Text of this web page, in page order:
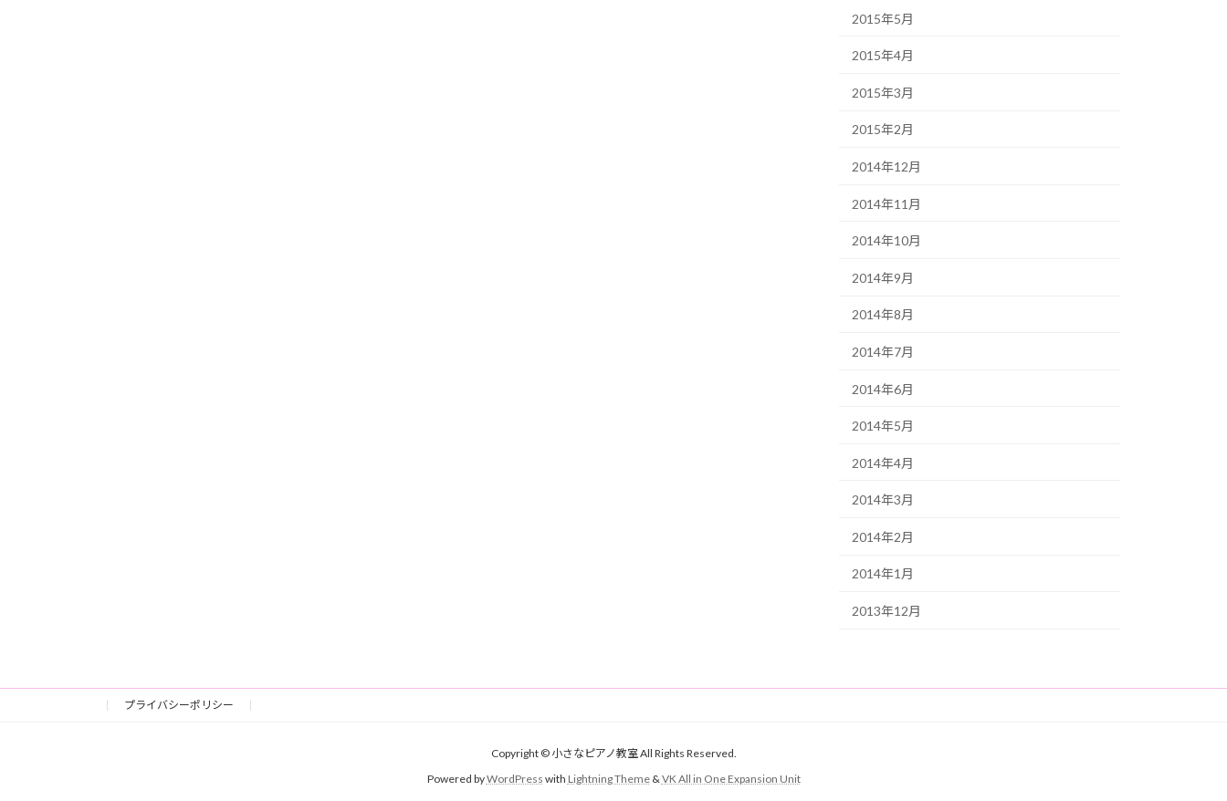
2015年5月
2015年4月
2015年3月
2015年2月
2014年12月
2014年11月
2014年10月
2014年9月
2014年8月
2014年7月
2014年6月
2014年5月
2014年4月
2014年3月
2014年2月
2014年1月
2013年12月
プライバシーポリシー
Copyright © 小さなピアノ教室 All Rights Reserved.
Powered byWordPress with Lightning Theme& VK All in One Expansion Unit